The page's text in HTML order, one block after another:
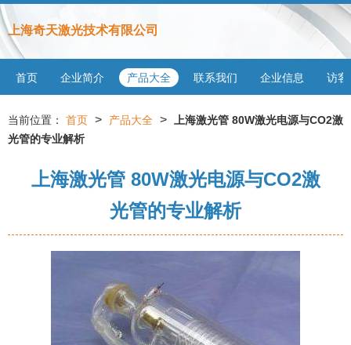
上海奇天激光技术有限公司
首页 企业简介 产品大全 联系我们 企业信息 访客
当前位置： 首页 > 产品大全 >
上海激光管 80W激光电源与CO2激
光管的专业解析
上海激光管 80W激光电源与CO2激
光管的专业解析